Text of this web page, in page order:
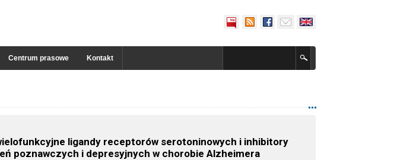
Centrum prasowe Kontakt
ligandy receptorów serotoninowych i inhibitory
poznawczych i depresyjnych w chorobie Alzheimera